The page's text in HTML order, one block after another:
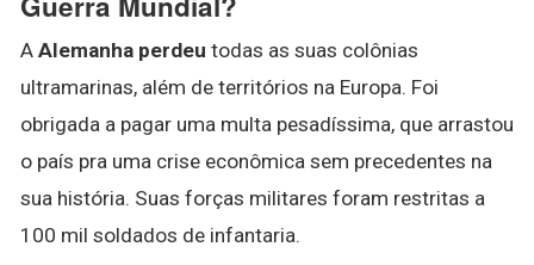
A Alemanha perdeu todas as suas colônias
ultramarinas, além de territórios na Europa. Foi
obrigada a pagar uma multa pesadíssima, que arrastou
o país pra uma crise econômica sem precedentes na
sua história. Suas forças militares foram restritas a
100 mil soldados de infantaria.